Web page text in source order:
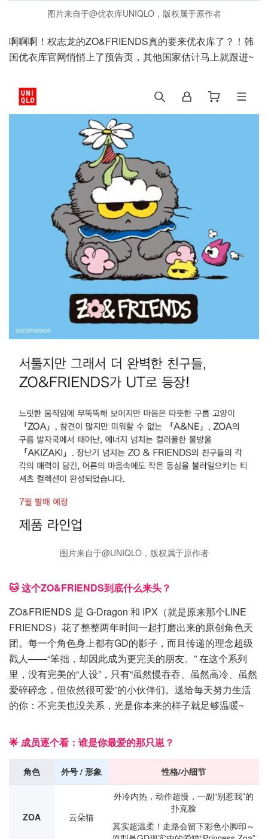
图片来自于@优衣库UNIQLO，版权属于原作者
啊啊啊！权志龙的ZO&FRIENDS真的要来优衣库了？！韩
国优衣库官网悄悄上了预告页，其他国家估计马上就跟进~
图片来自于@UNIQLO，版权属于原作者
🐱 这个ZO&FRIENDS到底什么来头？
ZO&FRIENDS 是 G-Dragon 和 IPX（就是原来那个LINE
FRIENDS）花了整整两年时间一起打磨出来的原创角色天
团。每一个角色身上都有GD的影子，而且传递的理念超级
戳人——“笨拙，却因此成为更完美的朋友。” 在这个系列
里，没有完美的“人设”，只有“虽然慢吞吞、虽然高冷、虽然
爱碎碎念，但依然很可爱”的小伙伴们。送给每天努力生活
的你：不完美也没关系，光是你本来的样子就足够温暖~
🌟 成员逐个看：谁是你最爱的那只崽？
角色 外号 / 形象 性格/小细节
ZOA 云朵猫
外冷内热，动作超慢，一副“别惹我”的
扑克脸
其实超温柔！走路会留下彩色小脚印～